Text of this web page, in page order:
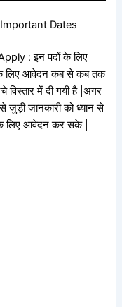
Dates
: इन पदों के लिए
लिए आवेदन कब से कब तक
विस्तार में दी गयी है |अगर
जुड़ी जानकारी को ध्यान से
लिए आवेदन कर सके |